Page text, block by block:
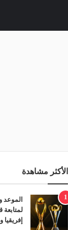
الأكثر مشاهدة
1
الموعد
إفريقيا